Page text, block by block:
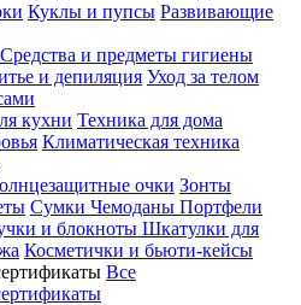
Куклы и пупсы Развивающие
Средства и предметы гигиены
и депиляция Уход за телом
кухни Техника для дома
Климатическая техника
очки Зонты
Сумки Чемоданы Портфели
и блокноты Шкатулки для
Косметички и бьюти-кейсы
Все